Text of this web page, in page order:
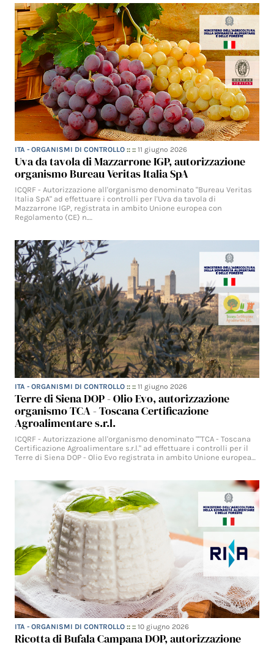
ITA - ORGANISMI DI CONTROLLO :: ::11 giugno 2026
Uva da tavola di Mazzarrone IGP, autorizzazione
organismo Bureau Veritas Italia SpA
ICQRF - Autorizzazione all'organismo denominato "Bureau Veritas
Italia SpA" ad effettuare i controlli per l'Uva da tavola di
Mazzarrone IGP, registrata in ambito Unione europea con
Regolamento (CE) n.…
ITA - ORGANISMI DI CONTROLLO :: ::11 giugno 2026
Terre di Siena DOP - Olio Evo, autorizzazione
organismo TCA - Toscana Certificazione
Agroalimentare s.r.l.
ICQRF - Autorizzazione all'organismo denominato ""TCA - Toscana
Certificazione Agroalimentare s.r.l." ad effettuare i controlli per il
Terre di Siena DOP - Olio Evo registrata in ambito Unione europea…
ITA - ORGANISMI DI CONTROLLO :: ::10 giugno 2026
Ricotta di Bufala Campana DOP, autorizzazione